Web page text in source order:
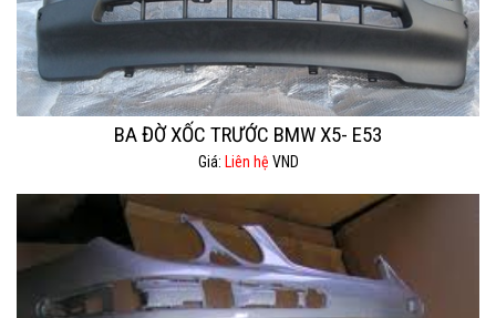
BA ĐỜ XỐC TRƯỚC BMW X5- E53
Giá: Liên hệ VND